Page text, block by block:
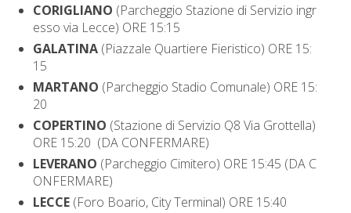
CORIGLIANO (Parcheggio Stazione di Servizio ingr
esso via Lecce) ORE 15:15
GALATINA (Piazzale Quartiere Fieristico) ORE 15:
15
MARTANO (Parcheggio Stadio Comunale) ORE 15:
20
COPERTINO (Stazione di Servizio Q8 Via Grottella)
ORE 15:20 (DA CONFERMARE)
LEVERANO (Parcheggio Cimitero) ORE 15:45 (DA C
ONFERMARE)
LECCE (Foro Boario, City Terminal) ORE 15:40